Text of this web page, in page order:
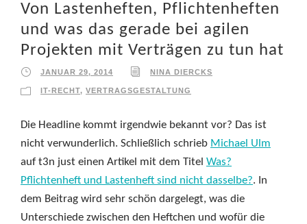
Von Lastenheften, Pflichtenheften
und was das gerade bei agilen
Projekten mit Verträgen zu tun hat
JANUAR 29, 2014 NINA DIERCKS
IT-RECHT, VERTRAGSGESTALTUNG
Die Headline kommt irgendwie bekannt vor? Das ist
nicht verwunderlich. Schließlich schrieb Michael Ulm
auf t3n just einen Artikel mit dem Titel Was?
Pflichtenheft und Lastenheft sind nicht dasselbe?. In
dem Beitrag wird sehr schön dargelegt, was die
Unterschiede zwischen den Heftchen und wofür die